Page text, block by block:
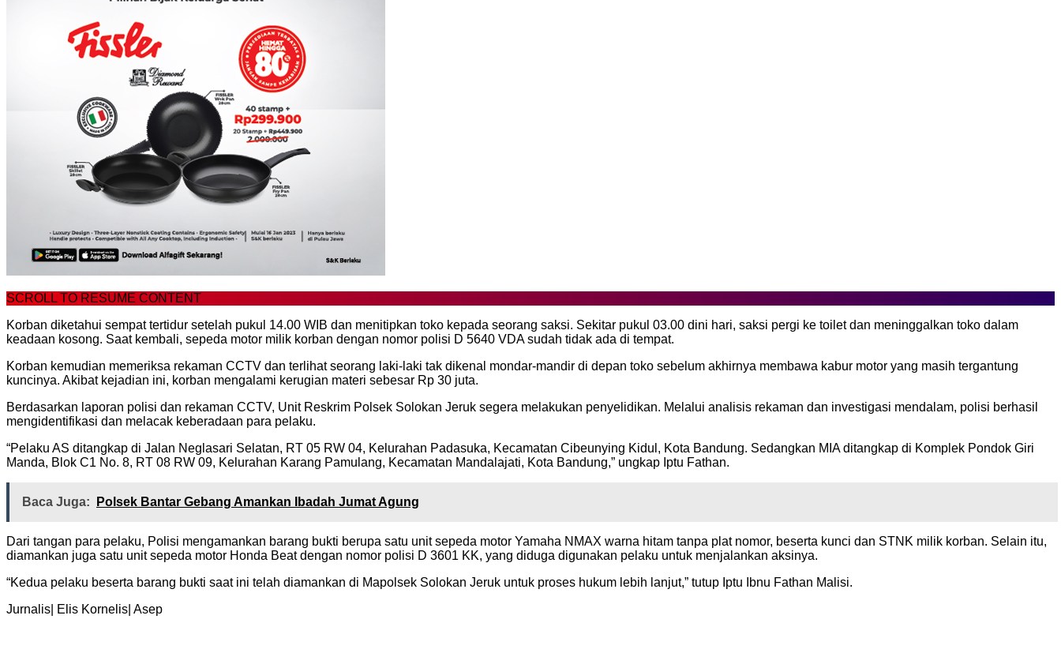
SCROLL TO RESUME CONTENT
Korban diketahui sempat tertidur setelah pukul 14.00 WIB dan menitipkan toko kepada seorang saksi. Sekitar pukul 03.00 dini hari, saksi pergi ke toilet dan meninggalkan toko dalam
keadaan kosong. Saat kembali, sepeda motor milik korban dengan nomor polisi D 5640 VDA sudah tidak ada di tempat.
Korban kemudian memeriksa rekaman CCTV dan terlihat seorang laki-laki tak dikenal mondar-mandir di depan toko sebelum akhirnya membawa kabur motor yang masih tergantung
kuncinya. Akibat kejadian ini, korban mengalami kerugian materi sebesar Rp 30 juta.
Berdasarkan laporan polisi dan rekaman CCTV, Unit Reskrim Polsek Solokan Jeruk segera melakukan penyelidikan. Melalui analisis rekaman dan investigasi mendalam, polisi berhasil
mengidentifikasi dan melacak keberadaan para pelaku.
“Pelaku AS ditangkap di Jalan Neglasari Selatan, RT 05 RW 04, Kelurahan Padasuka, Kecamatan Cibeunying Kidul, Kota Bandung. Sedangkan MIA ditangkap di Komplek Pondok Giri
Manda, Blok C1 No. 8, RT 08 RW 09, Kelurahan Karang Pamulang, Kecamatan Mandalajati, Kota Bandung,” ungkap Iptu Fathan.
Baca Juga: Polsek Bantar Gebang Amankan Ibadah Jumat Agung
Dari tangan para pelaku, Polisi mengamankan barang bukti berupa satu unit sepeda motor Yamaha NMAX warna hitam tanpa plat nomor, beserta kunci dan STNK milik korban. Selain itu,
diamankan juga satu unit sepeda motor Honda Beat dengan nomor polisi D 3601 KK, yang diduga digunakan pelaku untuk menjalankan aksinya.
“Kedua pelaku beserta barang bukti saat ini telah diamankan di Mapolsek Solokan Jeruk untuk proses hukum lebih lanjut,” tutup Iptu Ibnu Fathan Malisi.
Jurnalis| Elis Kornelis| Asep